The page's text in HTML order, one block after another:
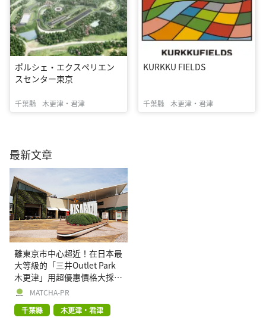
ポルシェ・エクスペリエン
スセンター東京
千葉縣 木更津・君津
KURKKU FIELDS
千葉縣 木更津・君津
最新文章
離東京市中心超近！在日本最
大等級的「三井Outlet Park
木更津」用超優惠價格大採
購！MATCHA-PR
千葉縣
木更津・君津